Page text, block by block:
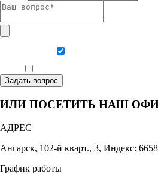
Задать вопрос
ИЛИ ПОСЕТИТЬ НАШ
АДРЕС
Ангарск, 102-й кварт., 3, Индекс:
График работы